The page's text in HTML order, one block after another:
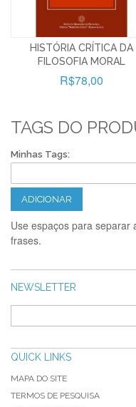
HISTÓRIA CRÍTICA DA
FILOSOFIA MORAL
R$78,00
TAGS DO
Minhas Tags:
ADICIONAR
Use espaços para separar
frases.
NEWSLETTER
QUICK LINKS
MAPA DO SITE
TERMOS DE PESQUISA